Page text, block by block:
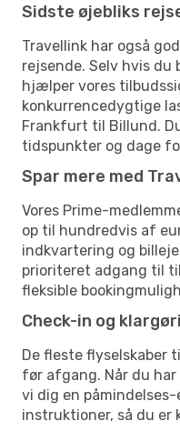
Sidste øjebliks
Travellink har også
rejsende. Selv hvis
hjælper vores
konkurrencedygtige
Frankfurt til Billund.
tidspunkter og dage
Spar mere med
Vores Prime-
op til hundredvis af
indkvartering og
prioriteret adgang til
fleksible
Check-in og
De fleste flyselskaber
før afgang. Når du har
vi dig en
instruktioner, så du er